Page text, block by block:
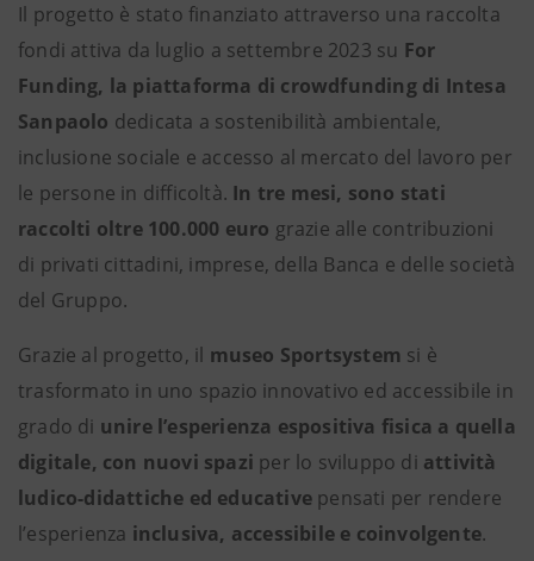
Il progetto è stato finanziato attraverso una raccolta
fondi attiva da luglio a settembre 2023 su For
Funding, la piattaforma di crowdfunding di Intesa
Sanpaolo dedicata a sostenibilità ambientale,
inclusione sociale e accesso al mercato del lavoro per
le persone in difficoltà. In tre mesi, sono stati
raccolti oltre 100.000 euro grazie alle contribuzioni
di privati cittadini, imprese, della Banca e delle società
del Gruppo.
Grazie al progetto, il museo Sportsystem si è
trasformato in uno spazio innovativo ed accessibile in
grado di unire l’esperienza espositiva fisica a quella
digitale, con nuovi spazi per lo sviluppo di attività
ludico-didattiche ed educative pensati per rendere
l’esperienza inclusiva, accessibile e coinvolgente.